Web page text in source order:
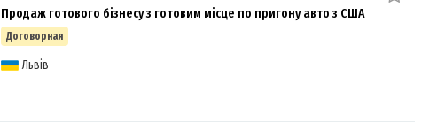
Продаж готового бізнесу з готовим місце по пригону авто з США
Договорная
Львів